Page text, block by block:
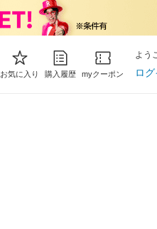
お気に入り 購入履歴 myクーポン
よう
ロ